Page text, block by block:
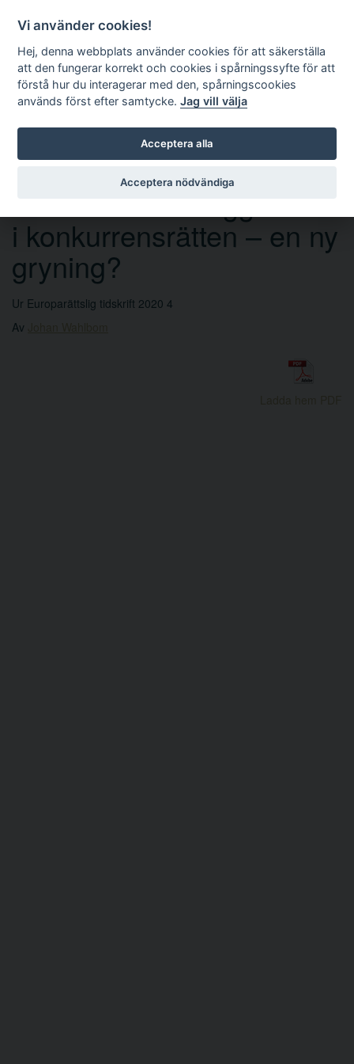
Sök
i konkurrensrätten – en ny
gryning?
Ur Europarättslig tidskrift 2020 4
Av
Vi använder cookies!
Hej, denna webbplats använder cookies för att säkerställa
att den fungerar korrekt och cookies i spårningssyfte för att
förstå hur du interagerar med den, spårningscookies
används först efter samtycke.Jag vill välja
Acceptera alla
Acceptera nödvändiga